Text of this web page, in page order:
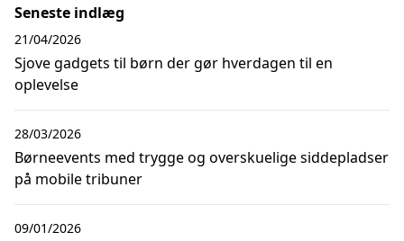
Seneste indlæg
Sjove gadgets til børn der gør hverdagen til en
oplevelse
21/04/2026
Børneevents med trygge og overskuelige siddepladser
på mobile tribuner
28/03/2026
09/01/2026